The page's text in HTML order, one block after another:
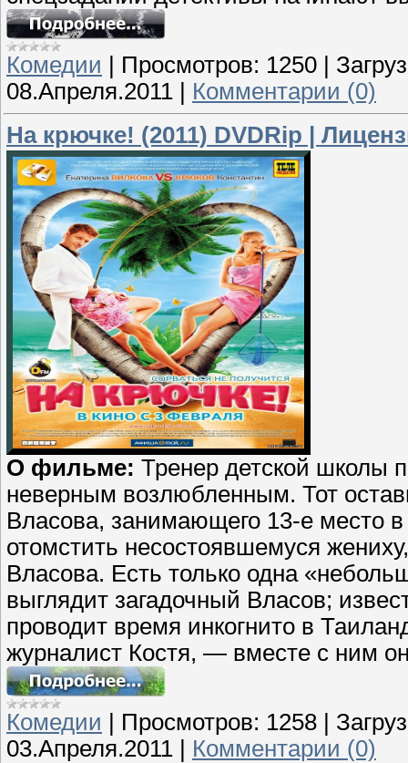
Комедии Просмотров: 1250
08.Апреля.2011
Комментарии (0)
На крючке! (2011) DVDRip |
О фильме: Тренер детской школы
неверным возлюбленным. Тот
Власова, занимающего 13-е место
отомстить несостоявшемуся
Власова. Есть только одна
выглядит загадочный Власов;
проводит время инкогнито в
журналист Костя, — вместе с ним
Комедии Просмотров: 1258
03.Апреля.2011
Комментарии (0)